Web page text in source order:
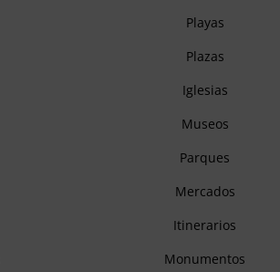
Playas
Plazas
Iglesias
Museos
Parques
Mercados
Itinerarios
Monumentos